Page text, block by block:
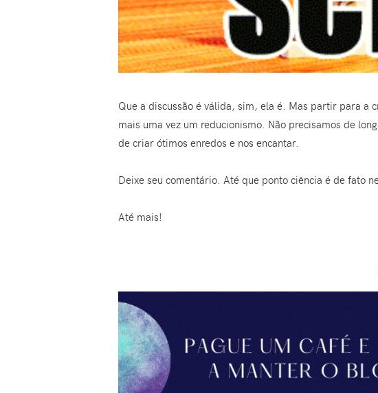
Que a discussão é válida, sim, ela é. Mas partir para a
mais uma vez um reducionismo. Não precisamos de
de criar ótimos enredos e nos encantar.
Deixe seu comentário. Até que ponto ciência é de fato
Até mais!